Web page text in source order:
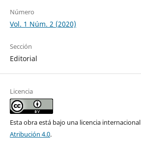
Número
Vol. 1 Núm. 2 (2020)
Sección
Editorial
Licencia
Esta obra está bajo una licencia internacional
Atribución 4.0.